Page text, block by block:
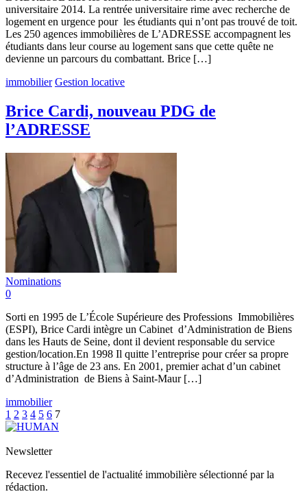
universitaire 2014. La rentrée universitaire rime avec recherche de
logement en urgence pour les étudiants qui n’ont pas trouvé de toit.
Les 250 agences immobilières de L’ADRESSE accompagnent les
étudiants dans leur course au logement sans que cette quête ne
devienne un parcours du combattant. Brice […]
immobilier Gestion locative
Brice Cardi, nouveau PDG de
l’ADRESSE
Nominations
0
Sorti en 1995 de L’École Supérieure des Professions Immobilières
(ESPI), Brice Cardi intègre un Cabinet d’Administration de Biens
dans les Hauts de Seine, dont il devient responsable du service
gestion/location.En 1998 Il quitte l’entreprise pour créer sa propre
structure à l’âge de 23 ans. En 2001, premier achat d’un cabinet
d’Administration de Biens à Saint-Maur […]
immobilier
1 2 3 4 5 6 7
Newsletter
Recevez l'essentiel de l'actualité immobilière sélectionné par la
rédaction.